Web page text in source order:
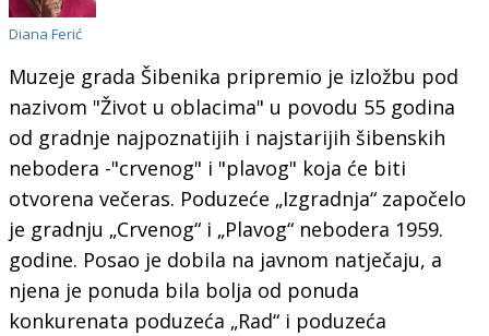
Diana Ferić
Muzeje grada Šibenika pripremio je izložbu pod
nazivom "Život u oblacima" u povodu 55 godina
od gradnje najpoznatijih i najstarijih šibenskih
nebodera -"crvenog" i "plavog" koja će biti
otvorena večeras. Poduzeće „Izgradnja“ započelo
je gradnju „Crvenog“ i „Plavog“ nebodera 1959.
godine. Posao je dobila na javnom natječaju, a
njena je ponuda bila bolja od ponuda
konkurenata poduzeća „Rad“ i poduzeća